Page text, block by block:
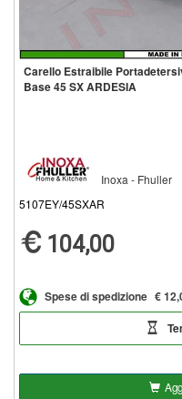
Carello Estraibile
Base 45 SX ARDESIA
Inoxa - Fhuller
5107EY/45SXAR
104,00
Spese di spedizione €